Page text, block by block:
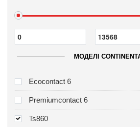
МОДЕЛІ
Ecocontact 6
Premiumcontact 6
Ts860